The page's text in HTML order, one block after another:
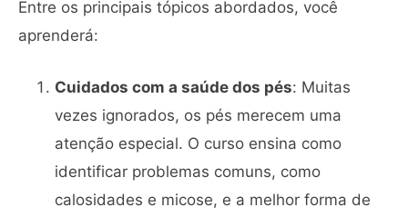
Entre os principais tópicos abordados, você
aprenderá:
Cuidados com a saúde dos pés: Muitas
vezes ignorados, os pés merecem uma
atenção especial. O curso ensina como
identificar problemas comuns, como
calosidades e micose, e a melhor forma de